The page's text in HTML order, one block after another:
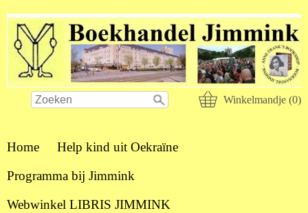
Winkelmandje (0)
Home
Help kind uit Oekraïne
Programma bij Jimmink
Webwinkel LIBRIS JIMMINK